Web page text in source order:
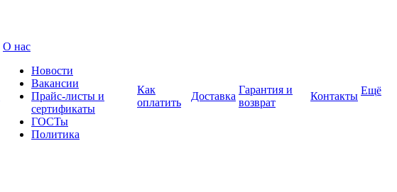
О нас
Новости
Вакансии
Прайс-листы и
сертификаты
ГОСТы
Политика
Как
оплатить
Доставка
Гарантия и
возврат
Контакты Ещё